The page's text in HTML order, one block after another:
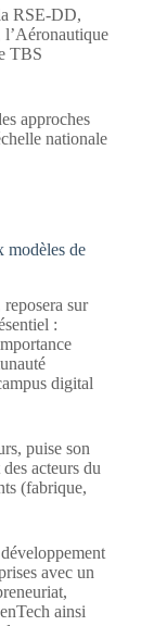
RSE-DD,
TBS
approches
nationale
modèles de
sur
:
digital
puise son
acteurs du
(fabrique,
avec un
ainsi